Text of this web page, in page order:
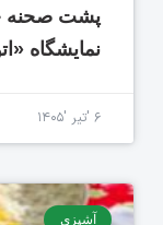
پشت صحنه
نمایشگاه
۶ 'تیر '۱۴۰۵
آشپزی